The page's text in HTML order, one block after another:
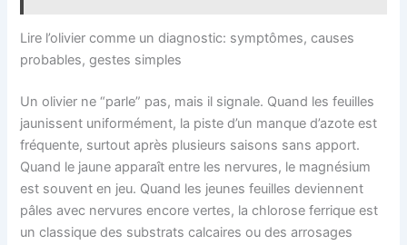
Lire l’olivier comme un diagnostic: symptômes, causes
probables, gestes simples
Un olivier ne “parle” pas, mais il signale. Quand les feuilles
jaunissent uniformément, la piste d’un manque d’azote est
fréquente, surtout après plusieurs saisons sans apport.
Quand le jaune apparaît entre les nervures, le magnésium
est souvent en jeu. Quand les jeunes feuilles deviennent
pâles avec nervures encore vertes, la chlorose ferrique est
un classique des substrats calcaires ou des arrosages